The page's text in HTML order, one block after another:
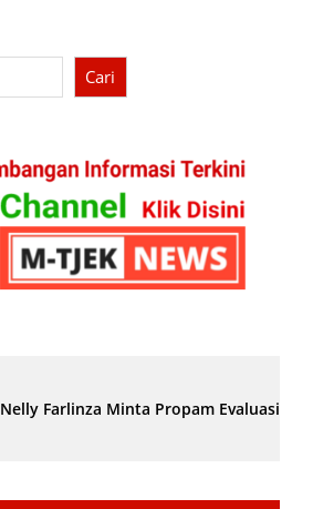
Cari
Nelly Farlinza Minta Propam Evaluasi